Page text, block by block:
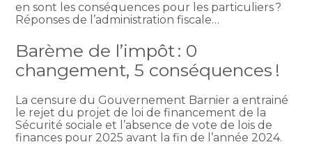
en sont les conséquences pour les particuliers ?
Réponses de l’administration fiscale…
Barème de l’impôt : 0
changement, 5 conséquences !
La censure du Gouvernement Barnier a entrainé
le rejet du projet de loi de financement de la
Sécurité sociale et l’absence de vote de lois de
finances pour 2025 avant la fin de l’année 2024.